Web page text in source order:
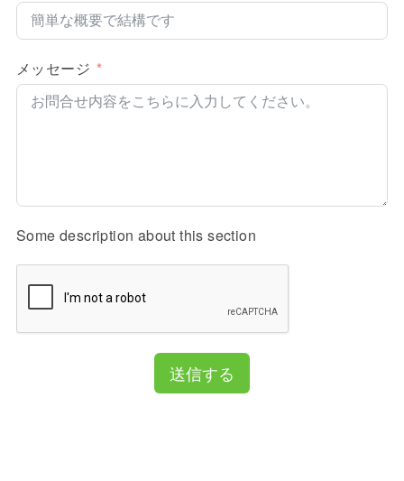
メッセージ
Some description about this section
送信する